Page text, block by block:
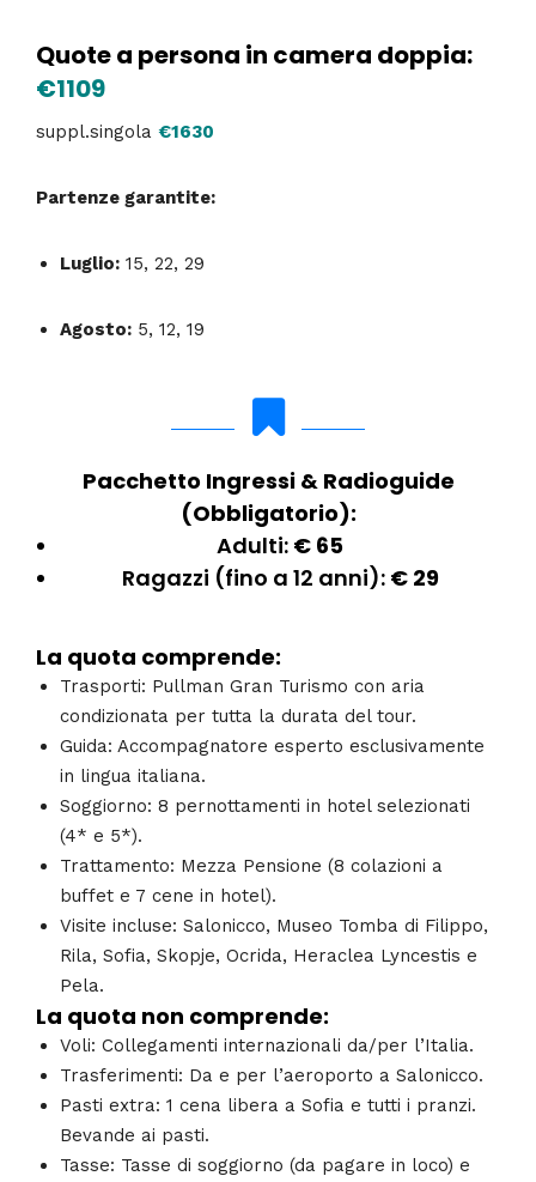
Quote a persona in camera doppia:
€1109
suppl.singola €1630
Partenze garantite:
Luglio: 15, 22, 29
Agosto: 5, 12, 19
Pacchetto Ingressi & Radioguide
(Obbligatorio):
Adulti: € 65
Ragazzi (fino a 12 anni): € 29
La quota comprende:
Trasporti: Pullman Gran Turismo con aria
condizionata per tutta la durata del tour.
Guida: Accompagnatore esperto esclusivamente
in lingua italiana.
Soggiorno: 8 pernottamenti in hotel selezionati
(4* e 5*).
Trattamento: Mezza Pensione (8 colazioni a
buffet e 7 cene in hotel).
Visite incluse: Salonicco, Museo Tomba di Filippo,
Rila, Sofia, Skopje, Ocrida, Heraclea Lyncestis e
Pela.
La quota non comprende:
Voli: Collegamenti internazionali da/per l’Italia.
Trasferimenti: Da e per l’aeroporto a Salonicco.
Pasti extra: 1 cena libera a Sofia e tutti i pranzi.
Bevande ai pasti.
Tasse: Tasse di soggiorno (da pagare in loco) e